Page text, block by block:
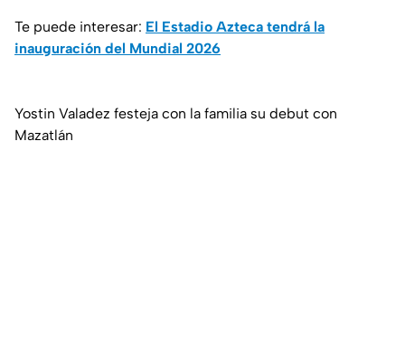
Te puede interesar: El Estadio Azteca tendrá la
inauguración del Mundial 2026
Yostin Valadez festeja con la familia su debut con
Mazatlán